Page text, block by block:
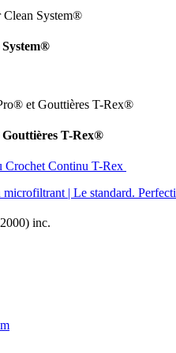
T-Rex®
Crochet Continu T-Rex
| Le standard.